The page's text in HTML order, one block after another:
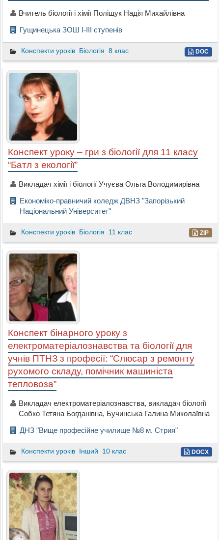
Вчитель біології і хімії Поліщук Надія Михайлівна
Гущинецька ЗОШ І-ІІІ ступенів
Конспекти уроків Біологія 8 клас DOC
Конспект уроку – гри з біології для 11 класу
“Батл з екології”
Викладач хімії і біології Учуєва Ольга Володимирівна
Економіко-правничий коледж ДВНЗ "Запорізький
Національний Університет"
Конспекти уроків Біологія 11 клас ZIP
Конспект бінарного уроку з
електроматеріалознавства та біології для
учнів ПТНЗ з професії: “Слюсар з ремонту
рухомого складу, помічник машиніста
тепловоза”
Викладач електроматеріалознавства, викладач біології
Собко Тетяна Богданівна, Бучинська Галина Миколаївна
ДНЗ "Вище професійне училище №8 м. Стрия"
Конспекти уроків Інший 10 клас DOCX